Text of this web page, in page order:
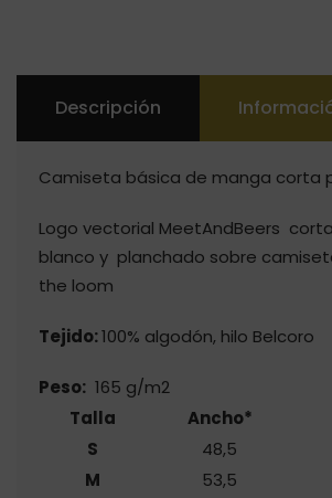
Descripción
Camiseta básica de manga corta
Logo vectorial MeetAndBeers
blanco y planchado sobre
the loom
Tejido:100% algodón, hilo Belcoro
Peso: 165 g/m2
Talla
Ancho*
S
48,5
M
53,5